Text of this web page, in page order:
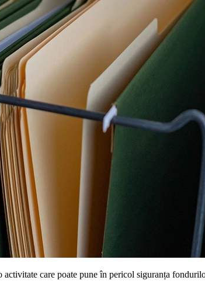
activitate care poate pune în pericol siguranța